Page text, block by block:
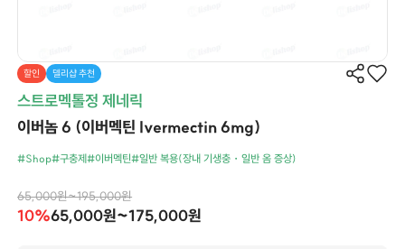
할인 델리샵 추천
스트로멕톨정 제네릭
이버놈 6 (이버멕틴 Ivermectin 6mg)
#Shop#구충제#이버멕틴#일반 복용(장내 기생충・일반 옴 증상)
65,000원~195,000원
10%65,000원~175,000원